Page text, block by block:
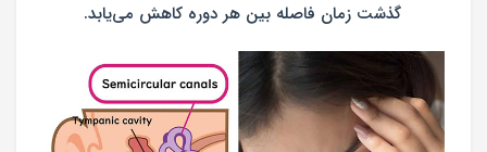
گذشت زمان فاصله بین هر دوره کاهش می‌یابد.